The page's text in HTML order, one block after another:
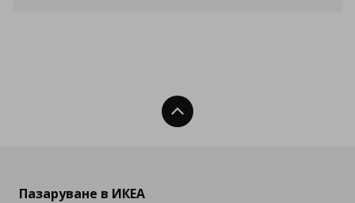
Нагоре
Пазаруване в ИКЕА